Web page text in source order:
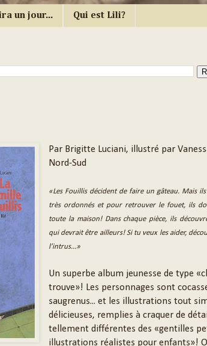
un jour... Qui est Lili?
Par Brigitte Luciani, illustré par
Nord-Sud
«Les Fouillis décident de faire un gâteau. Mais
très ordonnés et pour retrouver le fouet, ils
toute la maison! Dans chaque pièce, ils
qui devrait être ailleurs! Si tu veux les aider,
l’intrus...»
Un superbe album jeunesse de type
trouve»! Les personnages sont
saugrenus... et les illustrations tout
délicieuses, remplies à craquer de
tellement différentes des «gentilles
illustrations réalistes pour enfants»!